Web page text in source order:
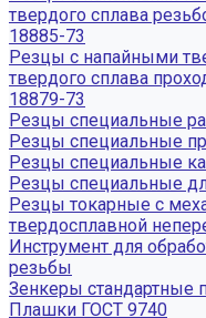
твердого сплава
18885-73
Резцы с напайными
твердого сплава
18879-73
Резцы специальные
Резцы специальные
Резцы специальные
Резцы специальные
Резцы токарные с
твердосплавной
Инструмент для
резьбы
Зенкеры стандартные
Плашки ГОСТ 9740